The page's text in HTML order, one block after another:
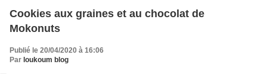
Cookies aux graines et au chocolat de
Mokonuts
Publié le 20/04/2020 à 16:06
Par loukoum blog